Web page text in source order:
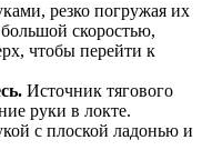
резко погружая их
скоростью,
чтобы перейти к
Источник тягового
руки в локте.
с плоской ладонью и